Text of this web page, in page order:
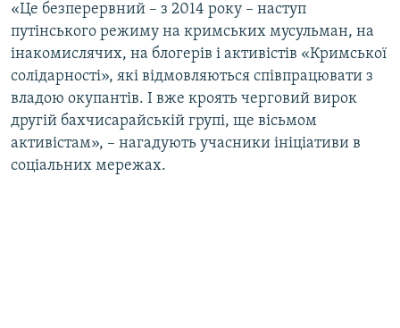
«Це безперервний – з 2014 року – наступ
путінського режиму на кримських мусульман, на
інакомислячих, на блогерів і активістів «Кримської
солідарності», які відмовляються співпрацювати з
владою окупантів. І вже кроять черговий вирок
другій бахчисарайській групі, ще вісьмом
активістам», – нагадують учасники ініціативи в
соціальних мережах.